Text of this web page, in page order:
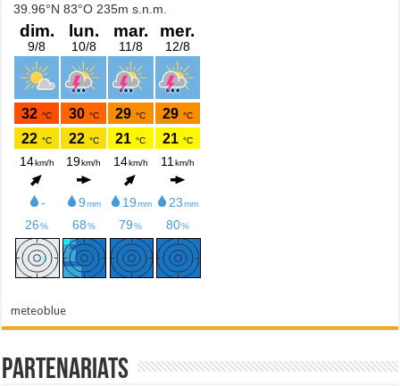
meteoblue
Partenariats